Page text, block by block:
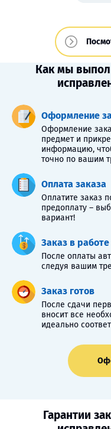
Как мы
Оформление
Оформление
предмет и
информацию,
точно по вашим
Оплата заказа
Оплатите заказ
предоплату –
вариант!
Заказ в работе
После оплаты
следуя вашим
Заказ готов
После сдачи
вносит все
идеально
Гарантии